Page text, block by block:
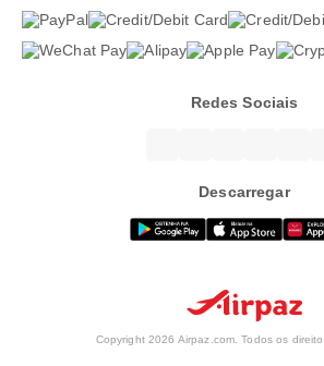
Redes Sociais
Descarregar
Copyright 2026 Airpaz.com. Todos os